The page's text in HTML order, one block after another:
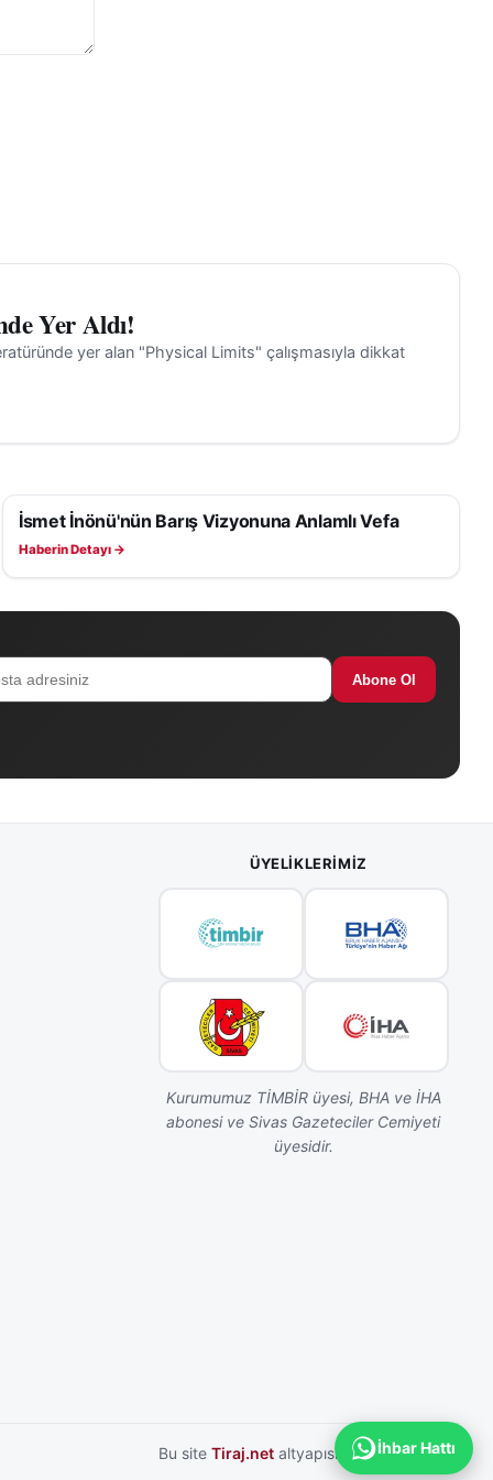
Yer Aldı!
yer alan "Physical Limits" çalışmasıyla dikkat
SAĞLIK
İsmet İnönü'nün Barış Vizyonuna Anlamlı Vefa
Haberin Detayı →
Abone Ol
ÜYELIKLERIMIZ
Kurumumuz TİMBİR üyesi, BHA ve İHA
abonesi ve Sivas Gazeteciler Cemiyeti
üyesidir.
Bu site Tiraj.net altyapısı ile hazırlanmıştır.
İhbar Hattı